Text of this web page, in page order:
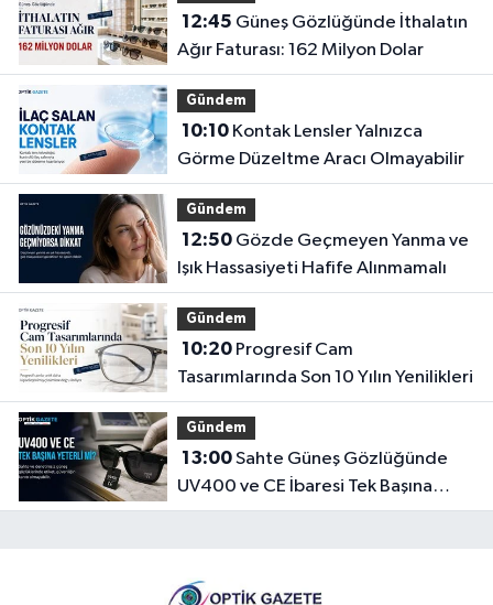
12:45
Ağır Faturası: 162 Milyon Dolar
Gündem
10:10Kontak Lensler Yalnızca
Görme Düzeltme Aracı Olmayabilir
Gündem
12:50Gözde Geçmeyen Yanma ve
Işık Hassasiyeti Hafife Alınmamalı
Gündem
10:20Progresif Cam
Tasarımlarında Son 10 Yılın Yenilikleri
Gündem
13:00Sahte Güneş Gözlüğünde
UV400 ve CE İbaresi Tek Başına
Yeterli mi?